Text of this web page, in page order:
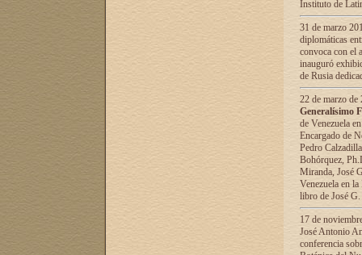
Instituto de
31 de marzo
diplomáticas
convoca con el
inauguró
de Rusia
22 de marzo
Generalísimo
de Venezuela
Encargado de
Pedro
Bohórquez,
Miranda, José
Venezuela en
libro de José
17 de
José Antonio
conferencia